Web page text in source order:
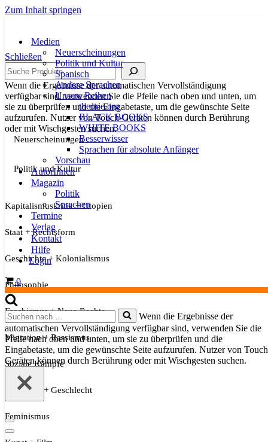
Zum Inhalt springen
Medien
Neuerscheinungen
Politik und Kultur
Spanisch
Andere Sprachen
Unsere Reihen
theorie.org
BLACK BOOKS
WHITE BOOKS
Besserwisser
Sprachen für absolute Anfänger
Vorschau
AutorInnen
Magazin
Politik
Sprachen
Termine
Verlag
Kontakt
Hilfe
Login
Warenkorb
0
Suchen
nach …
Wenn die Ergebnisse der
automatischen Vervollständigung verfügbar sind, verwenden Sie die
Pfeile nach oben und unten, um sie zu überprüfen und die
Eingabetaste, um die gewünschte Seite aufzurufen. Nutzer von
Geräten können durch Berührung oder mit Wischgesten suchen.
Navigationsmenü
Navigationsmenü
Schließen
Suche
Wenn die Ergebnisse der automatischen Vervollständigung
verfügbar sind, verwenden Sie die Pfeile nach oben und unten, um
sie zu überprüfen und die Eingabetaste, um die gewünschte Seite
aufzurufen. Nutzer von Touch-Geräten können durch Berührung
oder mit Wischgesten suchen.
Neuerscheinungen
Politik und Kultur
Kapitalismuskritik + Utopien
Staat + Rechtsform
Geschichte + Kolonialismus
Philosophie
Faschismus + Neue Rechte
Migration + Rassismus
Soziale Kämpfe
Sexualität + Geschlecht
Feminismus